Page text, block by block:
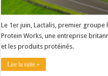
Le 1er juin, Lactalis, premier
Protein Works, une entreprise
et les produits protéinés.
Lire la suite »